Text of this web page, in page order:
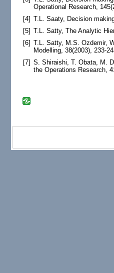
Operational Research,
[4] T.L. Saaty, Decision
[5] T.L. Satty, The Analytic
[6] T.L. Satty, M.S. Ozdemir,
Modelling, 38(2003), 233-
[7] S. Shiraishi, T. Obata, M.
the Operations Research,